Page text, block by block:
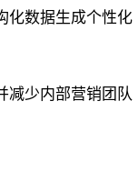
化数据生成个性化
减少内部营销团队